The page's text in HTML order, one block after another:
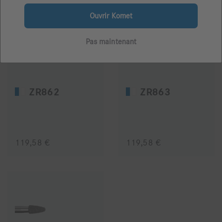
ZR862
119,58 €
ZR863
119,58 €
Ouvrir Komet
Pas maintenant